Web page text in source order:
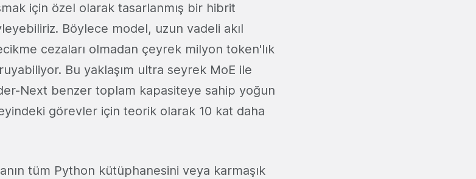
için özel olarak tasarlanmış bir hibrit
Böylece model, uzun vadeli akıl
cezaları olmadan çeyrek milyon token'lık
Bu yaklaşım ultra seyrek MoE ile
Next benzer toplam kapasiteye sahip yoğun
görevler için teorik olarak 10 kat daha
tüm Python kütüphanesini veya karmaşık